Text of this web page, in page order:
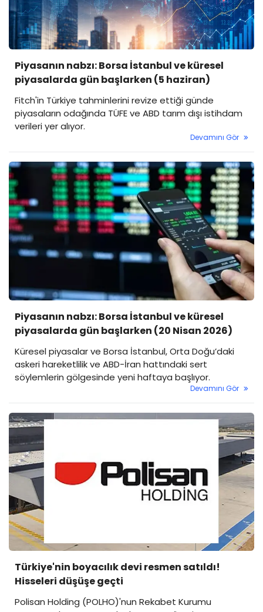
Piyasanın nabzı: Borsa İstanbul ve küresel
piyasalarda gün başlarken (5 haziran)
Fitch'in Türkiye tahminlerini revize ettiği günde
piyasaların odağında TÜFE ve ABD tarım dışı istihdam
verileri yer alıyor.
Devamını Gör
Piyasanın nabzı: Borsa İstanbul ve küresel
piyasalarda gün başlarken (20 Nisan 2026)
Küresel piyasalar ve Borsa İstanbul, Orta Doğu’daki
askeri hareketlilik ve ABD-İran hattındaki sert
söylemlerin gölgesinde yeni haftaya başlıyor.
Devamını Gör
Türkiye'nin boyacılık devi resmen satıldı!
Hisseleri düşüşe geçti
Polisan Holding (POLHO)'nun Rekabet Kurumu